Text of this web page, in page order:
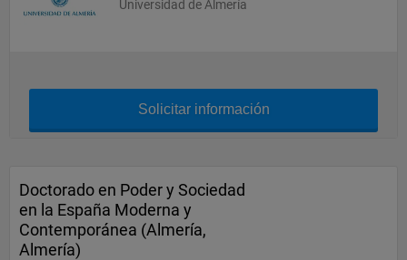
Universidad de Almería
Solicitar información
Doctorado en Poder y Sociedad
en la España Moderna y
Contemporánea (Almería,
Almería)